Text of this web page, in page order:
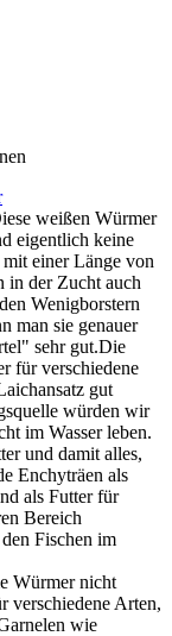
weißen Würmer
eigentlich keine
einer Länge von
in der Zucht auch
Wenigborstern
man sie genauer
sehr gut.Die
für verschiedene
gut
würden wir
im Wasser leben.
und damit alles,
Enchyträen als
als Futter für
Bereich
Fischen im
Würmer nicht
verschiedene Arten,
wie